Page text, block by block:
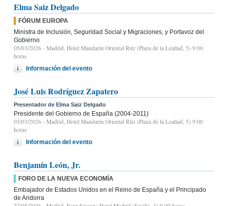
Elma Saiz Delgado
FÓRUM EUROPA
Ministra de Inclusión, Seguridad Social y Migraciones, y Portavoz del
Gobierno
05/03/2026 - Madrid, Hotel Mandarin Oriental Ritz (Plaza de la Lealtad, 5) 9:00
horas
Información del evento
José Luis Rodríguez Zapatero
Presentador de Elma Saiz Delgado
Presidente del Gobierno de España (2004-2011)
05/03/2026 - Madrid, Hotel Mandarin Oriental Ritz (Plaza de la Lealtad, 5) 9:00
horas
Información del evento
Benjamín León, Jr.
FORO DE LA NUEVA ECONOMÍA
Embajador de Estados Unidos en el Reino de España y el Principado
de Andorra